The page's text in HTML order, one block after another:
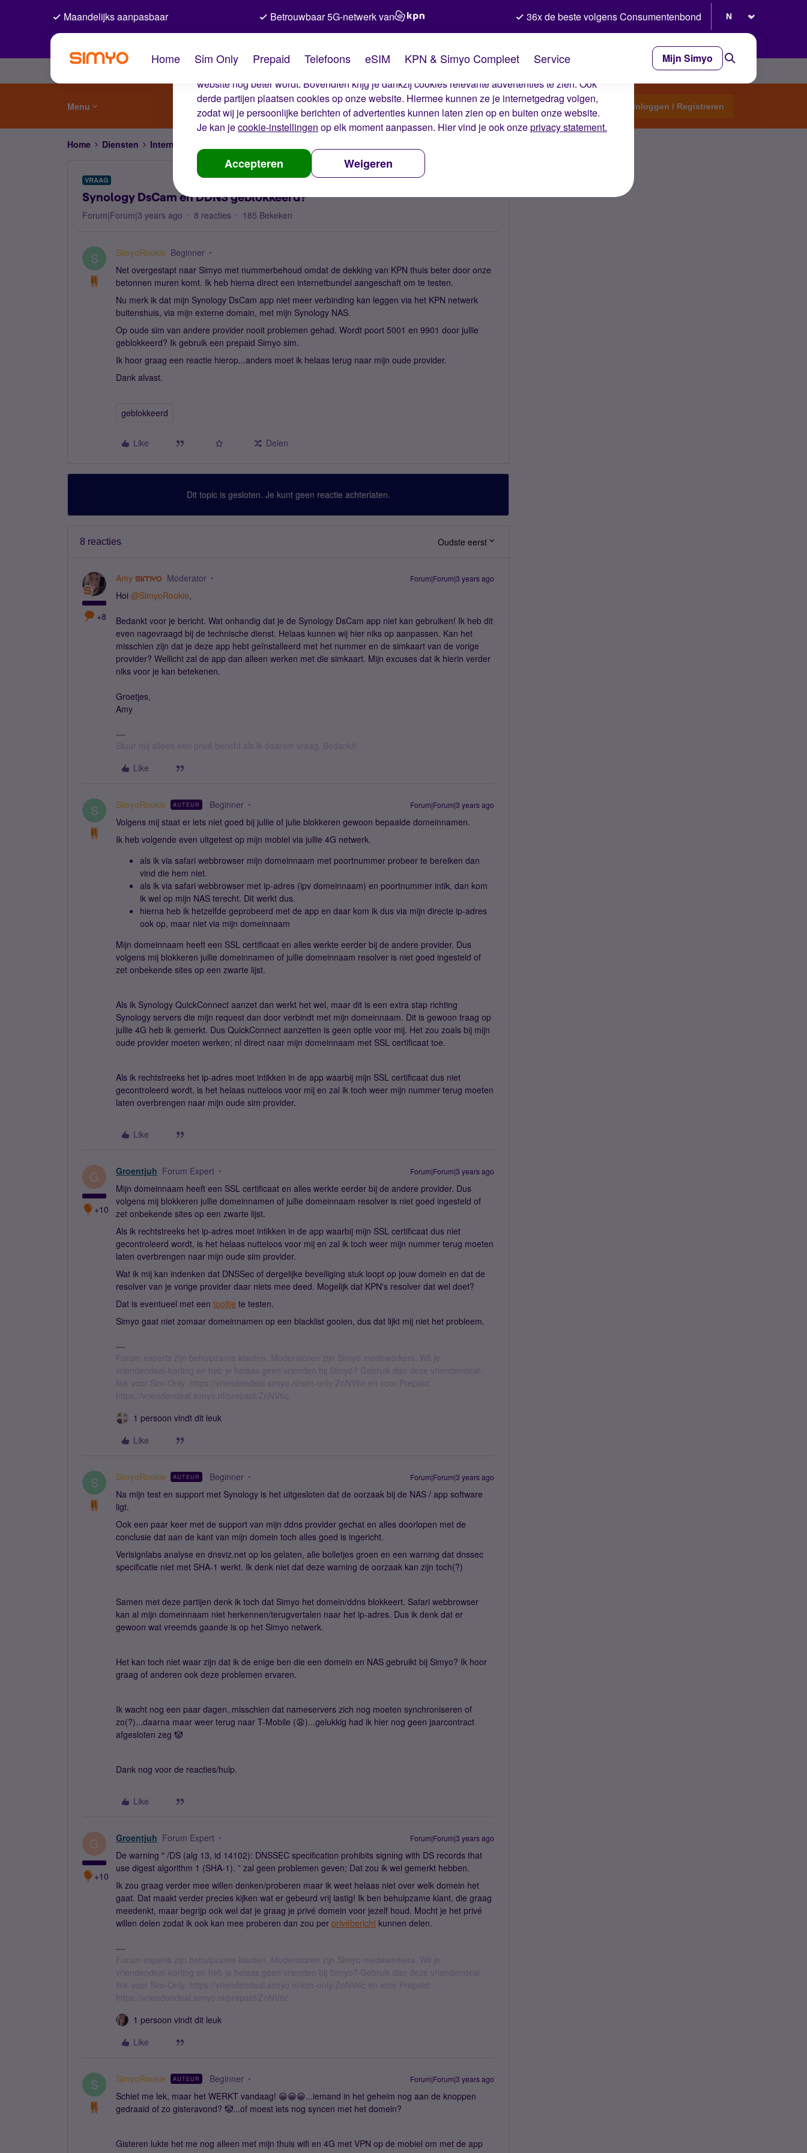
De cookies van Simyo
Wij gebruiken cookies op onze website. Met deze cookies zorgen wij ervoor dat je ervaring op de
website nog beter wordt. Bovendien krijg je dankzij cookies relevante advertenties te zien. Ook
derde partijen plaatsen cookies op onze website. Hiermee kunnen ze je internetgedrag volgen,
zodat wij je persoonlijke berichten of advertenties kunnen laten zien op en buiten onze website.
Je kan jecookie-instellingen op elk moment aanpassen. Hier vind je ook onzeprivacy statement.
Accepteren Weigeren
Maandelijks aanpasbaar Betrouwbaar 5G-netwerk van 36x de beste volgens Consumentenbond
Home Sim Only Prepaid Telefoons eSIM KPN & Simyo Compleet Service Mijn Simyo
Menu Start een topic Inloggen / Registreren
Home Diensten Internet, 4G en 5G
VRAAG
Synology DsCam en DDNS geblokkeerd?
Forum|Forum|3 years ago 8 reacties 185 Bekeken
S SimyoRookie Beginner
Net overgestapt naar Simyo met nummerbehoud omdat de dekking van KPN thuis beter door onze
betonnen muren komt. Ik heb hierna direct een internetbundel aangeschaft om te testen.
Nu merk ik dat mijn Synology DsCam app niet meer verbinding kan leggen via het KPN netwerk
buitenshuis, via mijn externe domain, met mijn Synology NAS.
Op oude sim van andere provider nooit problemen gehad. Wordt poort 5001 en 9901 door jullie
geblokkeerd? Ik gebruik een prepaid Simyo sim.
Ik hoor graag een reactie hierop...anders moet ik helaas terug naar mijn oude provider.
Dank alvast.
geblokkeerd
Like Delen
Dit topic is gesloten. Je kunt geen reactie achterlaten.
8 reacties Oudste eerst
+8
Amy Moderator Forum|Forum|3 years ago
Hoi @SimyoRookie,
Bedankt voor je bericht. Wat onhandig dat je de Synology DsCam app niet kan gebruiken! Ik heb dit
even nagevraagd bij de technische dienst. Helaas kunnen wij hier niks op aanpassen. Kan het
misschien zijn dat je deze app hebt geïnstalleerd met het nummer en de simkaart van de vorige
provider? Wellicht zal de app dan alleen werken met die simkaart. Mijn excuses dat ik hierin verder
niks voor je kan betekenen.
Groetjes,
Amy
Stuur mij alleen een privé bericht als ik daarom vraag. Bedankt!
Like
S SimyoRookie AUTEUR Beginner Forum|Forum|3 years ago
Volgens mij staat er iets niet goed bij jullie of julie blokkeren gewoon bepaalde domeinnamen.
Ik heb volgende even uitgetest op mijn mobiel via jullie 4G netwerk.
als ik via safari webbrowser mijn domeinnaam met poortnummer probeer te bereiken dan
vind die hem niet.
als ik via safari webbrowser met ip-adres (ipv domeinnaam) en poortnummer intik, dan kom
ik wel op mijn NAS terecht. Dit werkt dus.
hierna heb ik hetzelfde geprobeerd met de app en daar kom ik dus via mijn directe ip-adres
ook op, maar niet via mijn domeinnaam
Mijn domeinnaam heeft een SSL certificaat en alles werkte eerder bij de andere provider. Dus
volgens mij blokkeren jullie domeinnamen of jullie domeinnaam resolver is niet goed ingesteld of
zet onbekende sites op een zwarte lijst.
Als ik Synology QuickConnect aanzet dan werkt het wel, maar dit is een extra stap richting
Synology servers die mijn request dan door verbindt met mijn domeinnaam. Dit is gewoon traag op
jullie 4G heb ik gemerkt. Dus QuickConnect aanzetten is geen optie voor mij. Het zou zoals bij mijn
oude provider moeten werken; nl direct naar mijn domeinnaam met SSL certificaat toe.
Als ik rechtstreeks het ip-adres moet intikken in de app waarbij mijn SSL certificaat dus niet
gecontroleerd wordt, is het helaas nutteloos voor mij en zal ik toch weer mijn nummer terug moeten
laten overbrengen naar mijn oude sim provider.
Like
G
+10
Groentjuh Forum Expert Forum|Forum|3 years ago
Mijn domeinnaam heeft een SSL certificaat en alles werkte eerder bij de andere provider. Dus
volgens mij blokkeren jullie domeinnamen of jullie domeinnaam resolver is niet goed ingesteld of
zet onbekende sites op een zwarte lijst.
Als ik rechtstreeks het ip-adres moet intikken in de app waarbij mijn SSL certificaat dus niet
gecontroleerd wordt, is het helaas nutteloos voor mij en zal ik toch weer mijn nummer terug moeten
laten overbrengen naar mijn oude sim provider.
Wat ik mij kan indenken dat DNSSec of dergelijke beveiliging stuk loopt op jouw domein en dat de
resolver van je vorige provider daar niets mee deed. Mogelijk dat KPN's resolver dat wel doet?
Dat is eventueel met een tooltje te testen.
Simyo gaat niet zomaar domeinnamen op een blacklist gooien, dus dat lijkt mij niet het probleem.
Forum experts zijn behulpzame klanten. Moderatoren zijn Simyo medewerkers. Wil je
vriendendeal-korting en heb je helaas geen vrienden bij Simyo? Gebruik dan deze vriendendeal-
link voor Sim-Only: https://vriendendeal.simyo.nl/sim-only/ZnNV6c en voor Prepaid:
https://vriendendeal.simyo.nl/prepaid/ZnNV6c.
1 persoon vindt dit leuk
Like
S SimyoRookie AUTEUR Beginner Forum|Forum|3 years ago
Na mijn test en support met Synology is het uitgesloten dat de oorzaak bij de NAS / app software
ligt.
Ook een paar keer met de support van mijn ddns provider gechat en alles doorlopen met de
conclusie dat aan de kant van mijn domein toch alles goed is ingericht.
Verisignlabs analyse en dnsviz.net op los gelaten, alle bolletjes groen en een warning dat dnssec
specificatie niet met SHA-1 werkt. Ik denk niet dat deze warning de oorzaak kan zijn toch(?)
Samen met deze partijen denk ik toch dat Simyo het domein/ddns blokkeert. Safari webbrowser
kan al mijn domeinnaam niet herkennen/terugvertalen naar het ip-adres. Dus ik denk dat er
gewoon wat vreemds gaande is op het Simyo netwerk.
Het kan toch niet waar zijn dat ik de enige ben die een domein en NAS gebruikt bij Simyo? Ik hoor
graag of anderen ook deze problemen ervaren.
Ik wacht nog een paar dagen..misschien dat nameservers zich nog moeten synchroniseren of
zo(?)...daarna maar weer terug naar T-Mobile (😩)...gelukkig had ik hier nog geen jaarcontract
afgesloten zeg 🤡
Dank nog voor de reacties/hulp.
Like
G
+10
Groentjuh Forum Expert Forum|Forum|3 years ago
De warning " /DS (alg 13, id 14102): DNSSEC specification prohibits signing with DS records that
use digest algorithm 1 (SHA-1). ” zal geen problemen geven; Dat zou ik wel gemerkt hebben.
Ik zou graag verder mee willen denken/proberen maar ik weet helaas niet over welk domein het
gaat. Dat maakt verder precies kijken wat er gebeurd vrij lastig! Ik ben behulpzame klant, die graag
meedenkt, maar begrijp ook wel dat je graag je privé domein voor jezelf houd. Mocht je het privé
willen delen zodat ik ook kan mee proberen dan zou per privébericht kunnen delen.
Forum experts zijn behulpzame klanten. Moderatoren zijn Simyo medewerkers. Wil je
vriendendeal-korting en heb je helaas geen vrienden bij Simyo? Gebruik dan deze vriendendeal-
link voor Sim-Only: https://vriendendeal.simyo.nl/sim-only/ZnNV6c en voor Prepaid:
https://vriendendeal.simyo.nl/prepaid/ZnNV6c.
1 persoon vindt dit leuk
Like
S SimyoRookie AUTEUR Beginner Forum|Forum|3 years ago
Schiet me lek, maar het WERKT vandaag! 😀😀😀...iemand in het geheim nog aan de knoppen
gedraaid of zo gisteravond? 🤡...of moest iets nog syncen met het domein?
Gisteren lukte het me nog alleen met mijn thuis wifi en 4G met VPN op de mobiel om met de app